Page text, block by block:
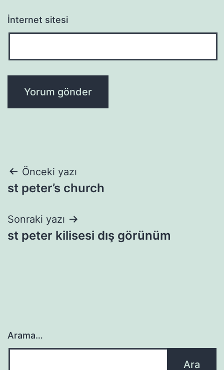
İnternet sitesi
Yazı
gezinmesi
Önceki yazı
st peter’s church
Sonraki yazı
st peter kilisesi dış görünüm
Arama…